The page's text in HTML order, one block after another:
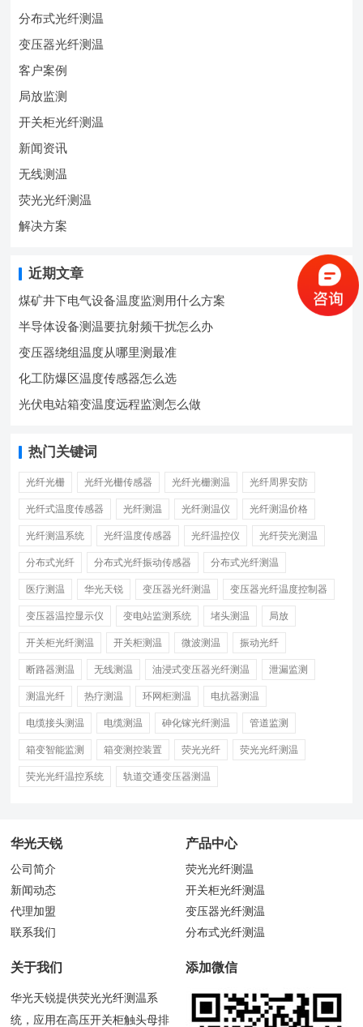
分布式光纤测温
变压器光纤测温
客户案例
局放监测
开关柜光纤测温
新闻资讯
无线测温
荧光光纤测温
解决方案
近期文章
煤矿井下电气设备温度监测用什么方案
半导体设备测温要抗射频干扰怎么办
变压器绕组温度从哪里测最准
化工防爆区温度传感器怎么选
光伏电站箱变温度远程监测怎么做
热门关键词
光纤光栅 光纤光栅传感器 光纤光栅测温 光纤周界安防
光纤式温度传感器 光纤测温 光纤测温仪 光纤测温价格
光纤测温系统 光纤温度传感器 光纤温控仪 光纤荧光测温
分布式光纤 分布式光纤振动传感器 分布式光纤测温
医疗测温 华光天锐 变压器光纤测温 变压器光纤温度控制器
变压器温控显示仪 变电站监测系统 堵头测温 局放
开关柜光纤测温 开关柜测温 微波测温 振动光纤
断路器测温 无线测温 油浸式变压器光纤测温 泄漏监测
测温光纤 热疗测温 环网柜测温 电抗器测温
电缆接头测温 电缆测温 砷化镓光纤测温 管道监测
箱变智能监测 箱变测控装置 荧光光纤 荧光光纤测温
荧光光纤温控系统 轨道交通变压器测温
华光天锐
公司简介
新闻动态
代理加盟
联系我们
产品中心
荧光光纤测温
开关柜光纤测温
变压器光纤测温
分布式光纤测温
关于我们
华光天锐提供荧光光纤测温系
统，应用在高压开关柜触头母排
添加微信